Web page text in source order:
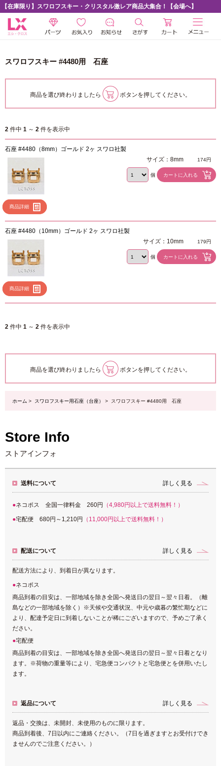
【在庫限り】スワロフスキー・クリスタル激レア商品大集合！【会場へ】
スワロフスキー #4480用 石座
商品を選び終わりましたら ボタンを押してください。
2 件中 1 ～ 2 件を表示中
石座 #4480（8mm）ゴールド 2ヶ スワロ社製
商品詳細
サイズ：8mm 174円
個
石座 #4480（10mm）ゴールド 2ヶ スワロ社製
商品詳細
サイズ：10mm 179円
個
2 件中 1 ～ 2 件を表示中
商品を選び終わりましたら ボタンを押してください。
ホーム > スワロフスキー用石座（台座） > スワロフスキー #4480用 石座
Store Info
ストアインフォ
送料について 詳しく見る
ネコポス 全国一律料金 260円 （4,980円以上で送料無料！）
宅配便 680円～1,210円 （11,000円以上で送料無料！）
配送について 詳しく見る
配送方法により、到着日が異なります。
ネコポス
商品到着の目安は、一部地域を除き全国へ発送日の翌日～翌々日着。（離
島などの一部地域を除く）※天候や交通状況、中元や歳暮の繁忙期などに
より、配達予定日に到着しないことが稀にございますので、予めご了承く
ださい。
宅配便
商品到着の目安は、一部地域を除き全国へ発送日の翌日～翌々日着となり
ます。※荷物の重量等により、宅急便コンパクトと宅急便とを併用いたし
ます。
返品について 詳しく見る
返品・交換は、未開封、未使用のものに限ります。
商品到着後、7日以内にご連絡ください。（7日を過ぎますとお受付けでき
ませんのでご注意ください。）